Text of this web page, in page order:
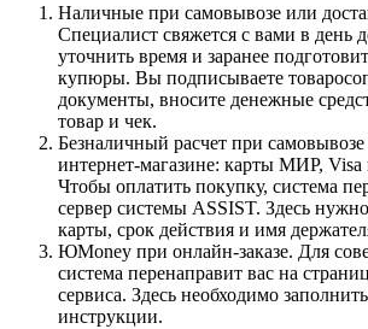
Наличные при самовывозе или
Специалист свяжется с вами в день
уточнить время и заранее
купюры. Вы подписываете
документы, вносите денежные
товар и чек.
Безналичный расчет при
интернет-магазине: карты МИР, Visa
Чтобы оплатить покупку, система
сервер системы ASSIST. Здесь
карты, срок действия и имя
ЮMoney при онлайн-заказе. Для
система перенаправит вас на
сервиса. Здесь необходимо
инструкции.